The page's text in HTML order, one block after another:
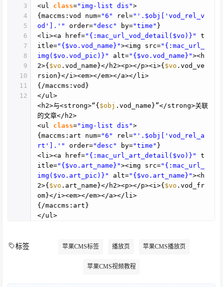
3
4
5
6
7
8
9
10
11
12
<ul class="img-list dis">
{maccms:vod num="6" rel="'.$obj['vod_rel_v
od'].'"
order="desc" by="time" }
<li><a href="{:mac_url_vod_detail($vo)}"
t
itle="{$vo.vod_name}"><img src="{:mac_url_
img($vo.vod_pic)}"
alt="{$vo.vod_name}"><h
2>{$vo .vod_name}</h2><p></p><i>{$vo .vod_ve
rsion}</i><em></em></a></li>
{/maccms:vod}
</ul>
<h2>与<strong>“{$obj .vod_name}”</strong>关联
的文章</h2>
<ul class="img-list dis">
{maccms:art num="6" rel="'.$obj['vod_rel_a
rt'].'"
order="desc" by="time" }
<li><a href="{:mac_url_art_detail($vo)}"
t
itle="{$vo.art_name}"><img src="{:mac_url_
img($vo.art_pic)}"
alt="{$vo.art_name}"><h
2>{$vo .art_name}</h2><p></p><i>{$vo .vod_fr
om}</i><em></em></a></li>
{/maccms:art}
</ul>
标签 苹果CMS标签 播放页 苹果CMS播放页
苹果CMS视频教程